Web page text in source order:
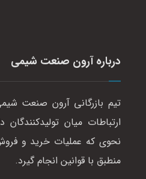
درباره آرون صنعت شیمی
تیم بازرگانی آرون صنعت
ارتباطات میان
نحوی که عملیات خرید و
منطبق با قوانین انجام گیرد.